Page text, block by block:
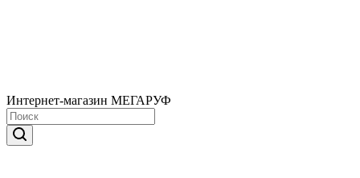
Интернет-магазин МЕГАРУФ